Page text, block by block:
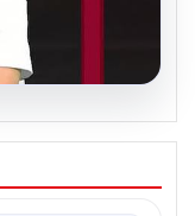
dönüştü!
geçildi